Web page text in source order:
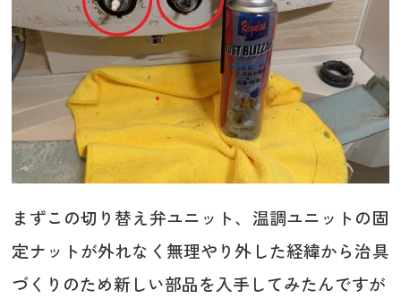
まずこの切り替え弁ユニット、温調ユニットの固
定ナットが外れなく無理やり外した経緯から治具
づくりのため新しい部品を入手してみたんですが